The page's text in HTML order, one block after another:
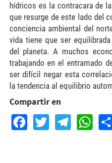
hídricos es la contracara de
que resurge de este lado del
conciencia ambiental del
vida tiene que ser
del planeta. A muchos
trabajando en el entramado
ser difícil negar esta
la tendencia al equilibrio
Compartir en
Facebook
Twitter